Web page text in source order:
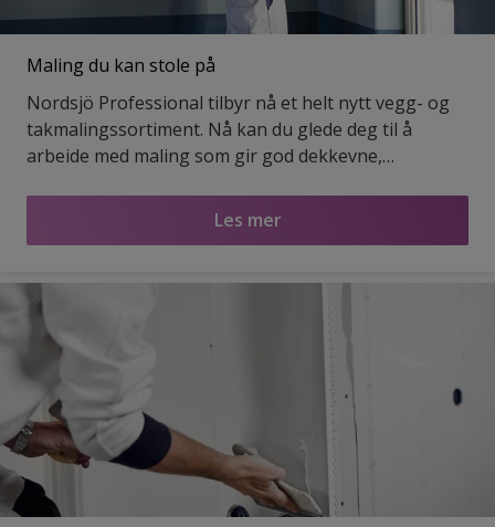
Maling du kan stole på
Nordsjö Professional tilbyr nå et helt nytt vegg- og
takmalingssortiment. Nå kan du glede deg til å
arbeide med maling som gir god dekkevne,
Produktene våre oppfyller kravene til alle slags
Les mer